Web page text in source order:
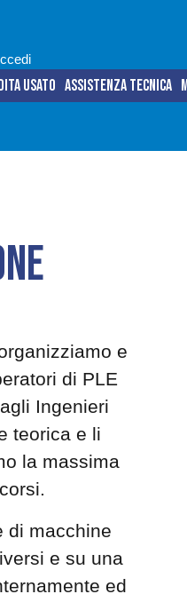
usato Assistenza tecnica
e
di PLE
Ingenieri
teorica e li
la massima
di macchine
e su una
ed